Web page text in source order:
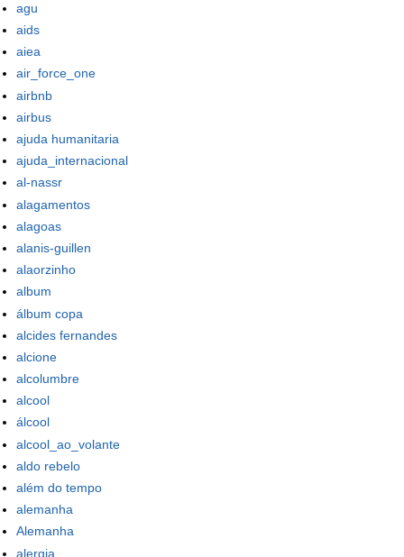
agu
aids
aiea
air_force_one
airbnb
airbus
ajuda humanitaria
ajuda_internacional
al-nassr
alagamentos
alagoas
alanis-guillen
alaorzinho
album
álbum copa
alcides fernandes
alcione
alcolumbre
alcool
álcool
alcool_ao_volante
aldo rebelo
além do tempo
alemanha
Alemanha
alergia